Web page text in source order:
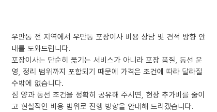
우만동 전 지역에서 우만동 포장이사 비용 상담 및 견적 방향 안
내를 도와드립니다.
포장이사는 단순히 옮기는 서비스가 아니라 포장 품질, 동선 운
영, 정리 범위까지 포함되기 때문에 가격은 조건에 따라 달라질
수밖에 없습니다.
짐 양과 동선 조건을 정확히 공유해 주시면, 현장 추가비를 줄이
고 현실적인 비용 범위로 진행 방향을 안내해 드리겠습니다.